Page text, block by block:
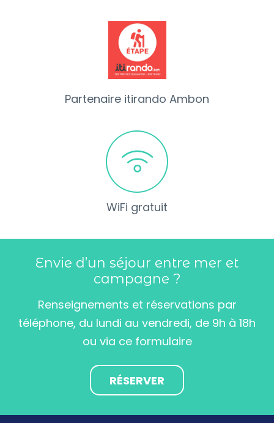
Partenaire itirando Ambon
WiFi gratuit
Envie d’un séjour entre mer et
campagne ?
Renseignements et réservations par
téléphone, du lundi au vendredi, de 9h à 18h
ou via ce formulaire
RÉSERVER